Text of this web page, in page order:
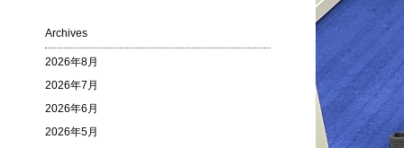
Archives
2026年8月
2026年7月
2026年6月
2026年5月